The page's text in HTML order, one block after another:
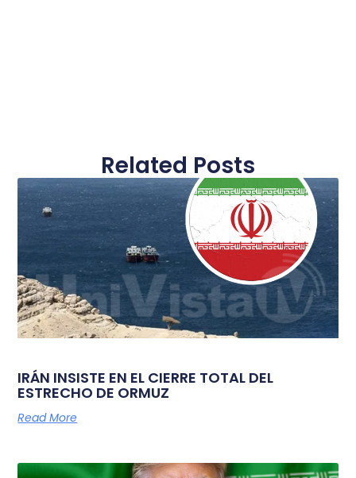
Related Posts
IRÁN INSISTE EN EL CIERRE TOTAL DEL
ESTRECHO DE ORMUZ
Read More